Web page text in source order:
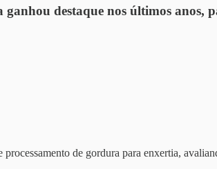
destaque nos últimos anos,
de gordura para enxertia,